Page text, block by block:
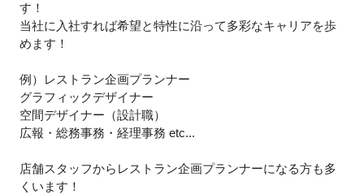
す！
当社に入社すれば希望と特性に沿って多彩なキャリアを歩
めます！
例）レストラン企画プランナー
グラフィックデザイナー
空間デザイナー（設計職）
広報・総務事務・経理事務 etc...
店舗スタッフからレストラン企画プランナーになる方も多
くいます！